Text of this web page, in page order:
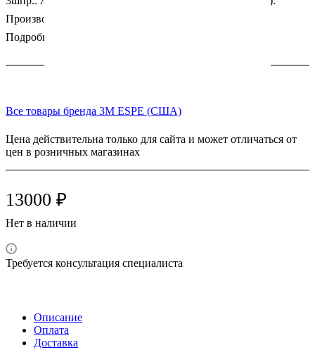
Производитель:
Подробности
Все товары бренда 3M ESPE (США)
Цена действительна только для сайта и может отличаться от
цен в розничных магазинах
13000 ₽
Нет в наличии
Требуется консультация специалиста
Описание
Оплата
Доставка